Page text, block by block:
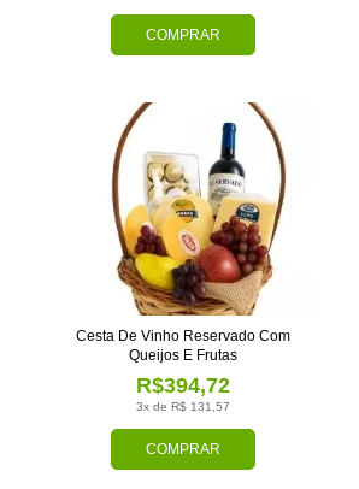
COMPRAR
COMPRAR
3x de R$ 131,57
R$394,72
Cesta De Vinho Reservado Com
Queijos E Frutas